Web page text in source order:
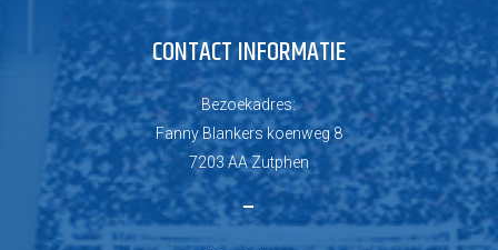
CONTACT INFORMATIE
Bezoekadres:
Fanny Blankers koenweg 8
7203 AA Zutphen
–